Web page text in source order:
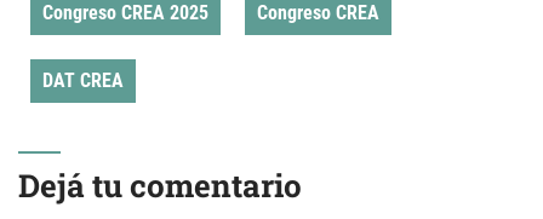
Congreso CREA 2025 Congreso CREA
DAT CREA
Dejá tu comentario